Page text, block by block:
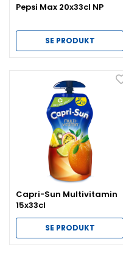
Pepsi Max 20x33cl NP
SE PRODUKT
Capri-Sun Multivitamin
15x33cl
SE PRODUKT